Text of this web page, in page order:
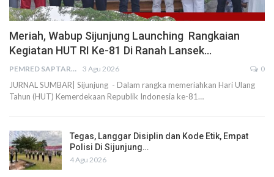
Meriah, Wabup Sijunjung Launching Rangkaian
Kegiatan HUT RI Ke-81 Di Ranah Lansek…
PEMRED SAPTARIUS 3 Agu 2026 0
JURNAL SUMBAR| Sijunjung - Dalam rangka memeriahkan Hari Ulang
Tahun (HUT) Kemerdekaan Republik Indonesia ke-81…
Tegas, Langgar Disiplin dan Kode Etik, Empat
Polisi Di Sijunjung…
4 Agu 2026